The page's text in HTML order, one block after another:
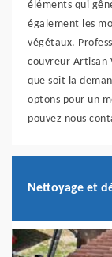
éléments qui
également les
végétaux.
couvreur Artisan
que soit la
optons pour un
pouvez nous
Nettoyage et